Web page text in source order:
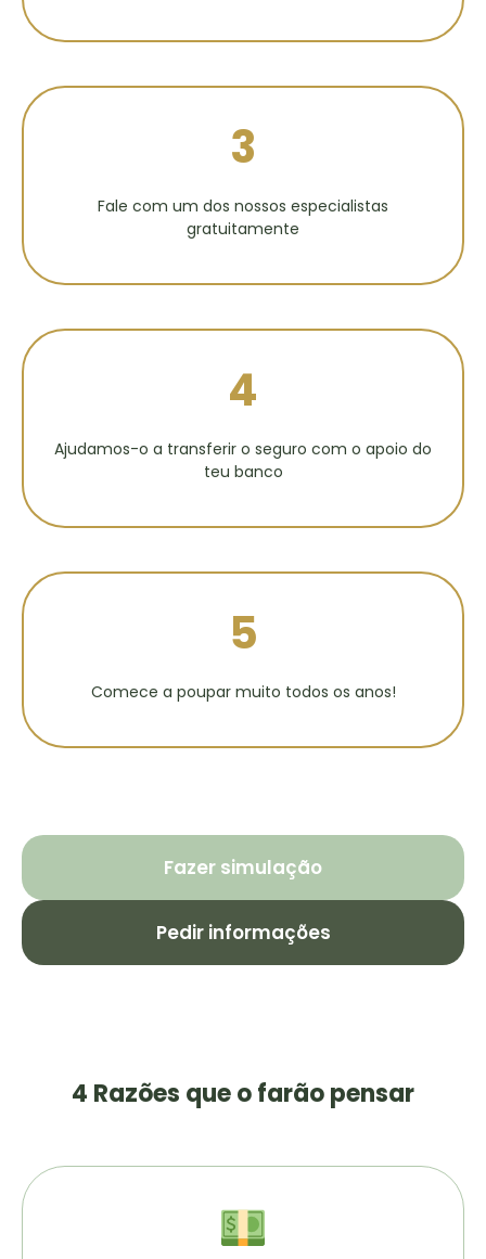
3
Fale com um dos nossos especialistas
gratuitamente
4
Ajudamos-o a transferir o seguro com o apoio do
teu banco
5
Comece a poupar muito todos os anos!
Fazer simulação
Pedir informações
4 Razões que o farão pensar